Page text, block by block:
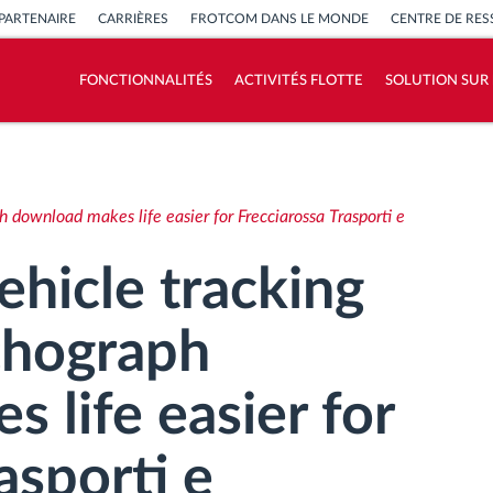
CARRIÈRES FROTCOM DANS LE MONDE CENTRE DE
FONCTIONNALITÉS ACTIVITÉS FLOTTE SOLUTION SUR
makes life easier for Frecciarossa Trasporti e
tracking
life easier for
e